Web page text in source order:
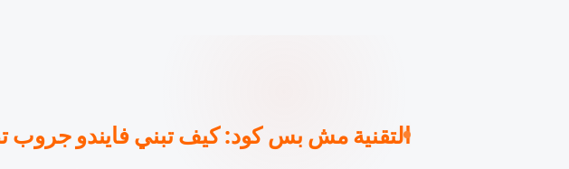
التقنية مش بس كود: كيف تبني فايندو جروب